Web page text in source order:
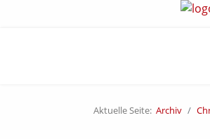
Aktuelle Seite: Archiv